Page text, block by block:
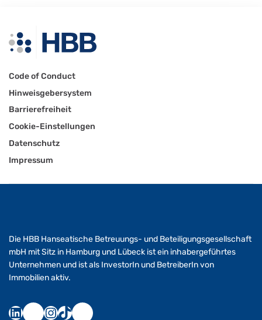
Code of Conduct
Hinweisgebersystem
Barrierefreiheit
Cookie-Einstellungen
Datenschutz
Impressum
Die HBB Hanseatische Betreuungs- und Beteiligungsgesellschaft
mbH mit Sitz in Hamburg und Lübeck ist ein inhabergeführtes
Unternehmen und ist als InvestorIn und BetreiberIn von
Immobilien aktiv.